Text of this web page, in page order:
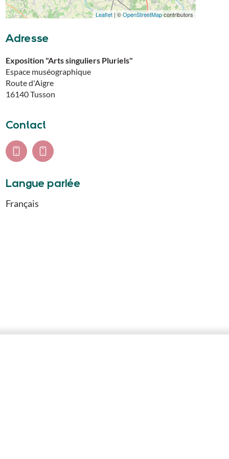
Leaflet| ©OpenStreetMapcontributors
Adresse
Exposition "Arts singuliers Pluriels"
Espace muséographique
Route d'Aigre
16140Tusson
Contact
Langue parlée
Français